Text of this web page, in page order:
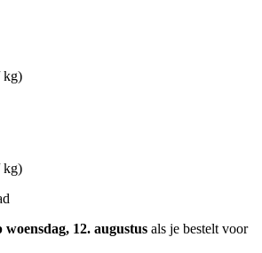
kg)
kg)
12. augustus als je bestelt voor